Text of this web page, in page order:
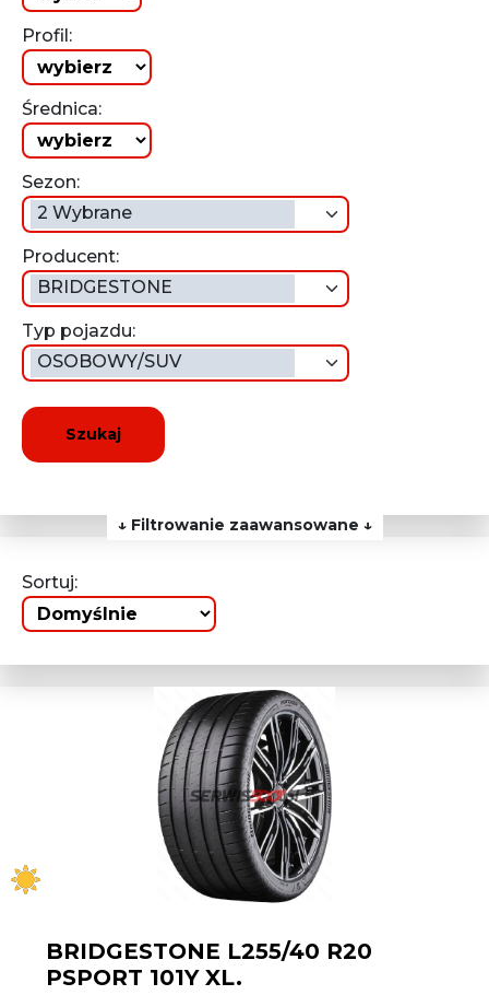
Profil:
Średnica:
Sezon:
2 Wybrane
Producent:
BRIDGESTONE
Typ pojazdu:
OSOBOWY/SUV
Szukaj
↓ Filtrowanie zaawansowane ↓
Sortuj:
BRIDGESTONE L255/40 R20
PSPORT 101Y XL.